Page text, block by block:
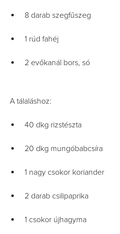
8 darab szegfűszeg
1 rúd fahéj
2 evőkanál bors, só
A tálaláshoz:
40 dkg rizstészta
20 dkg mungóbabcsíra
1 nagy csokor koriander
2 darab csilipaprika
1 csokor újhagyma